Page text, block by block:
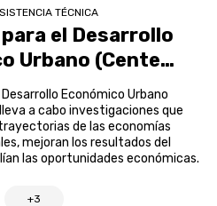
TÉCNICA
el Desarrollo
Urbano (Center
CUED)
Económico Urbano
lleva a cabo investigaciones que
de las economías
mejoran los resultados del
las oportunidades económicas.
+3